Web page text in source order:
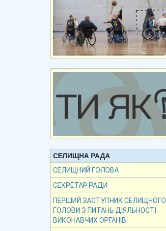
СЕЛИЩНА РАДА
СЕЛИЩНИЙ ГОЛОВА
СЕКРЕТАР РАДИ
ПЕРШИЙ ЗАСТУПНИК СЕЛИЩНОГО
ГОЛОВИ З ПИТАНЬ ДІЯЛЬНОСТІ
ВИКОНАВЧИХ ОРГАНІВ